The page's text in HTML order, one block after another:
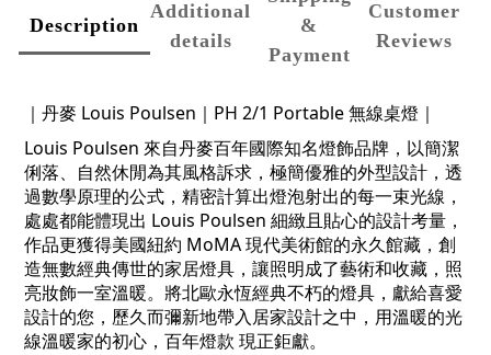
Description
Additional
details
&
Payment
Customer
Reviews
｜丹麥 Louis Poulsen｜ PH 2/1 Portable 無線桌燈 ｜
Louis Poulsen 來自丹麥百年國際知名燈飾品牌，以簡潔
俐落、自然休閒為其風格訴求，極簡優雅的外型設計，透
過數學原理的公式，精密計算出燈泡射出的每一束光線，
處處都能體現出 Louis Poulsen 細緻且貼心的設計考量，
作品更獲得美國紐約 MoMA 現代美術館的永久館藏，創
造無數經典傳世的家居燈具，讓照明成了藝術和收藏，照
亮妝飾一室溫暖。將北歐永恆經典不朽的燈具，獻給喜愛
設計的您，歷久而彌新地帶入居家設計之中，用溫暖的光
線溫暖家的初心，百年燈款 現正鉅獻。